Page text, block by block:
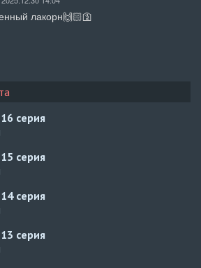
лакорн🙌🏻🛐
16 серия
15 серия
14 серия
13 серия